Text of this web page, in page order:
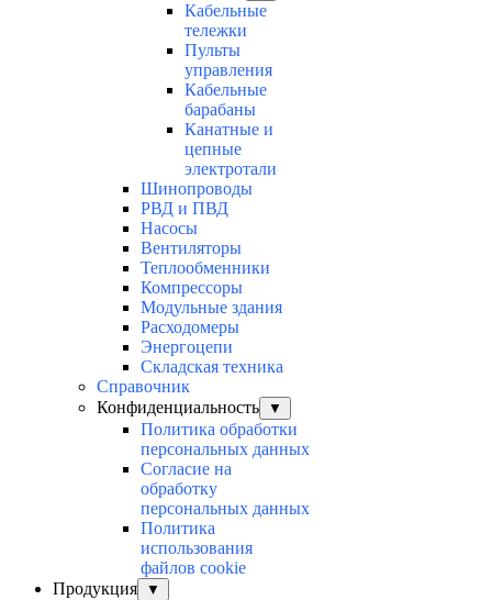
Кабельные
тележки
Пульты
управления
Кабельные
барабаны
Канатные и
цепные
электротали
Шинопроводы
РВД и ПВД
Насосы
Вентиляторы
Теплообменники
Компрессоры
Модульные здания
Расходомеры
Энергоцепи
Складская техника
Справочник
Конфиденциальность
▼
Политика обработки
персональных данных
Согласие на
обработку
персональных данных
Политика
использования
файлов cookie
Продукция
▼